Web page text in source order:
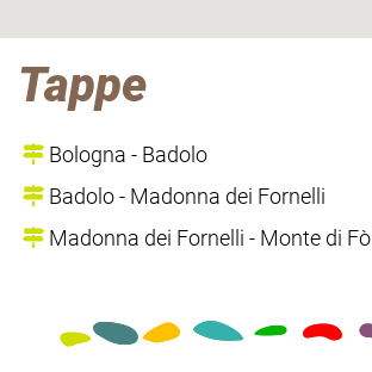
Tappe
Bologna - Badolo
Badolo - Madonna dei Fornelli
Madonna dei Fornelli - Monte di Fò